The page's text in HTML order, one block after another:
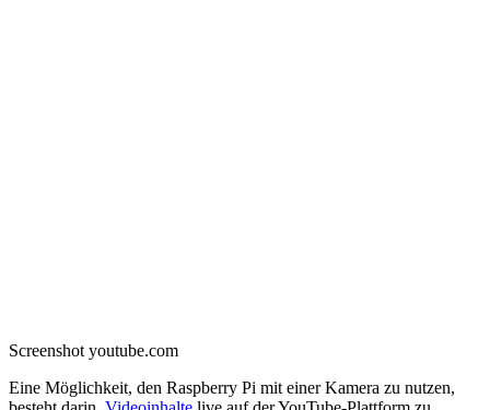
Screenshot youtube.com
Eine Möglichkeit, den Raspberry Pi mit einer Kamera zu nutzen,